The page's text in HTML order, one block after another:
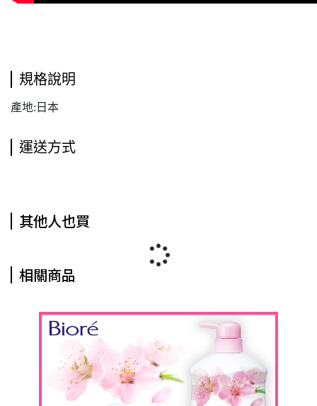
規格說明
產地:日本
運送方式
其他人也買
相關商品